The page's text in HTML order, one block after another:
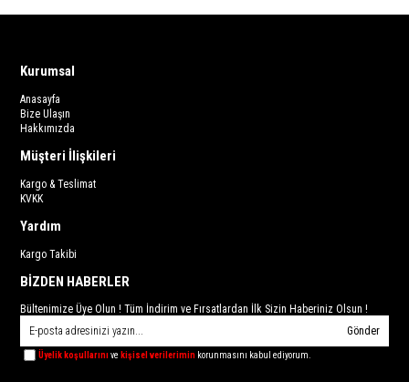
Kurumsal
Anasayfa
Bize Ulaşın
Hakkımızda
Müşteri İlişkileri
Kargo & Teslimat
KVKK
Yardım
Kargo Takibi
BİZDEN HABERLER
Bültenimize Üye Olun ! Tüm İndirim ve Fırsatlardan İlk Sizin Haberiniz Olsun !
Gönder
Üyelik koşullarınıve kişisel verilerimin korunmasını kabul ediyorum.